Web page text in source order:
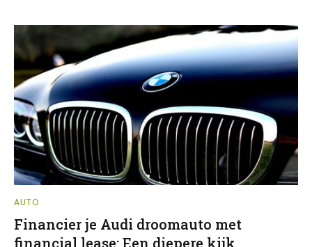
AUTO
Financier je Audi droomauto met
financial lease: Een diepere kijk